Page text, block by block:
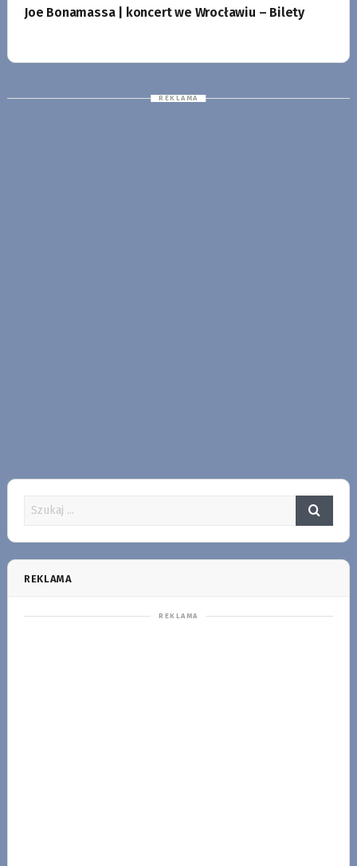
Joe Bonamassa | koncert we Wrocławiu – Bilety
REKLAMA